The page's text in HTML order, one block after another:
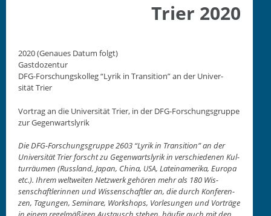
Trier 2020
2020 (Genaues Datum fol­gt)
Gast­dozen­tur
DFG-Forschungskol­leg “Lyrik in Tran­si­tion” an der Uni­ver­
sität Trier
Vor­trag an die Uni­ver­sität Tri­er, in der DFG-Forschungs­gruppe
zur Gegen­wart­slyrik
Die DFG-Forschungs­gruppe 2603 “Lyrik in Tran­si­tion” an der
Uni­ver­sität Tri­er forscht zu Gegen­wart­slyrik in ver­schiede­nen Kul­
tur­räu­men (Rus­s­land, Japan, Chi­na, USA, Lateinameri­ka, Europa
etc.). Ihrem weltweit­en Net­zw­erk gehören mehr als 180 Wis­
senschaft­lerin­nen und Wis­senschaftler an, die durch Kon­feren­
zen, Tagun­gen, Sem­i­nare, Work­shops, Vor­lesun­gen und Vorträge